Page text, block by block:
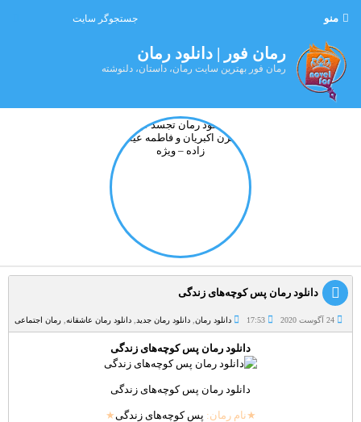
منو
رمان فور | دانلود رمان
رمان فور بهترین سایت رمان، داستان، دلنوشته
دانلود رمان پس کوچه‌های زندگی
24 آگوست 2020 17:53 دانلود رمان, دانلود رمان جدید دانلود رمان عاشقانه, رمان اجتماعی
دانلود رمان پس کوچه‌های زندگی
دانلود رمان پس کوچه‌های زندگی
★نامرمان: پس کوچه‌های زندگی★